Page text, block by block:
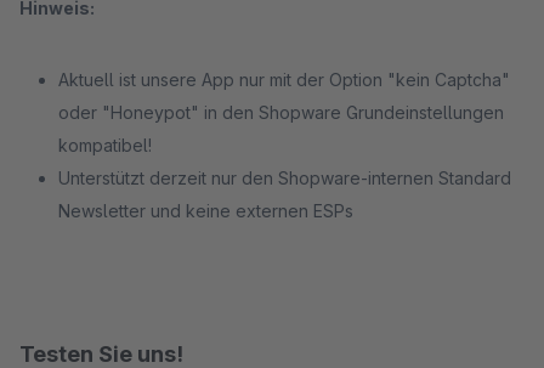
Hinweis:
Aktuell ist unsere App nur mit der Option "kein Captcha"
oder "Honeypot" in den Shopware Grundeinstellungen
kompatibel!
Unterstützt derzeit nur den Shopware-internen Standard
Newsletter und keine externen ESPs
Testen Sie uns!